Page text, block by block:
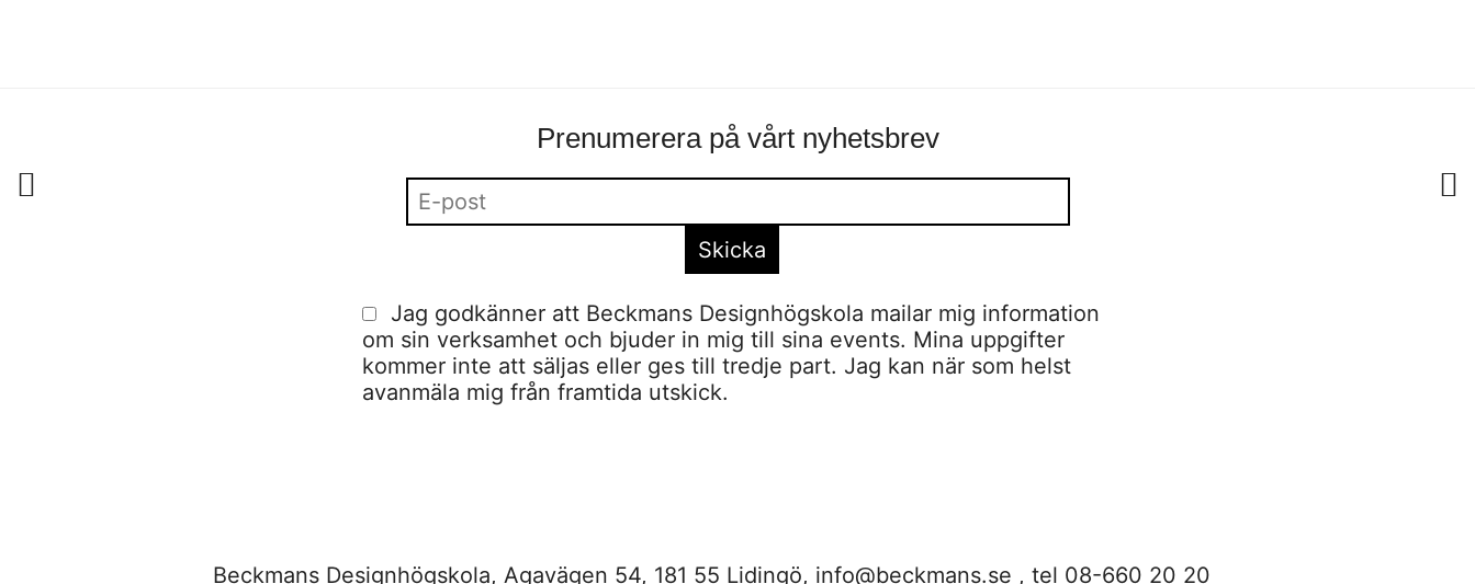
Prenumerera på vårt nyhetsbrev
Jag godkänner att Beckmans Designhögskola mailar mig information
om sin verksamhet och bjuder in mig till sina events. Mina uppgifter
kommer inte att säljas eller ges till tredje part. Jag kan när som helst
avanmäla mig från framtida utskick.
Beckmans Designhögskola, Agavägen 54, 181 55 Lidingö, info@beckmans.se , tel 08-660 20 20